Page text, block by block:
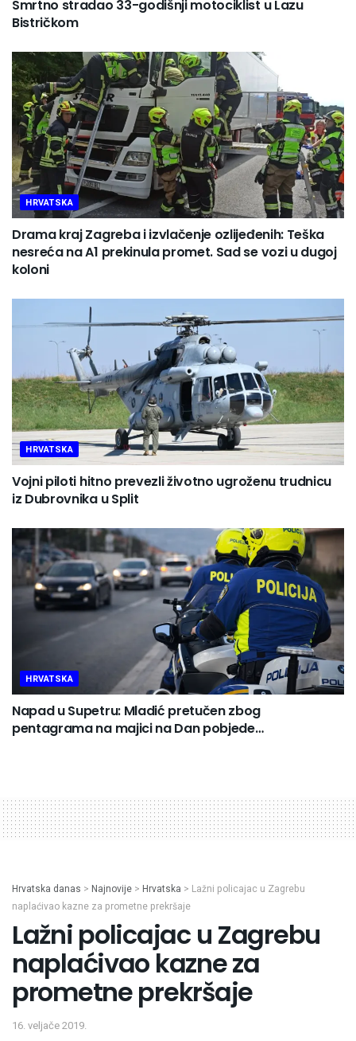
Smrtno stradao 33-godišnji motociklist u Lazu
Bistričkom
HRVATSKA
Drama kraj Zagreba i izvlačenje ozlijeđenih: Teška
nesreća na A1 prekinula promet. Sad se vozi u dugoj
koloni
HRVATSKA
Vojni piloti hitno prevezli životno ugroženu trudnicu
iz Dubrovnika u Split
HRVATSKA
Napad u Supetru: Mladić pretučen zbog
pentagrama na majici na Dan pobjede…
Hrvatska danas > Najnovije > Hrvatska > Lažni policajac u Zagrebu
naplaćivao kazne za prometne prekršaje
Lažni policajac u Zagrebu
naplaćivao kazne za
prometne prekršaje
16. veljače 2019.